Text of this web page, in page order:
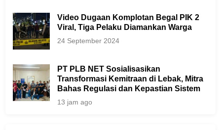
Video Dugaan Komplotan Begal PIK 2
Viral, Tiga Pelaku Diamankan Warga
24 September 2024
PT PLB NET Sosialisasikan
Transformasi Kemitraan di Lebak, Mitra
Bahas Regulasi dan Kepastian Sistem
13 jam ago